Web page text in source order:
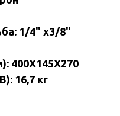
1/4" х3/8"
400X145X270
16,7 кг